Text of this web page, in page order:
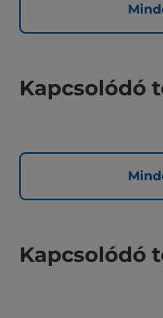
Kapcsolódó
Kapcsolódó